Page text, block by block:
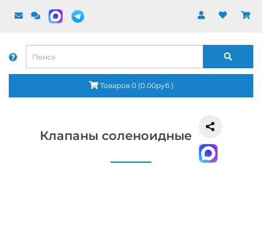
Товаров 0 (0.00руб.)
Клапаны соленоидные